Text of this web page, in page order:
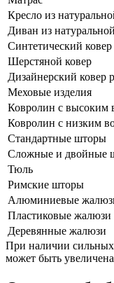
Кресло из
Диван из
Синтетический ковер
Шерстяной ковер
Дизайнерский ковер
Меховые изделия
Ковролин с высоким
Ковролин с низким
Стандартные шторы
Сложные и двойные
Тюль
Римские шторы
Алюминиевые
Пластиковые жалюзи
Деревянные жалюзи
При наличии сильных
может быть